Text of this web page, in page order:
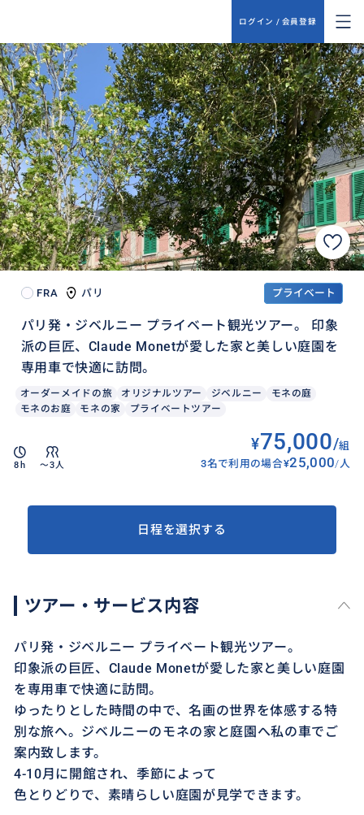
ログイン / 会員登録
FRA パリ プライベート
パリ発・ジベルニー プライベート観光ツアー。 印象
派の巨匠、Claude Monetが愛した家と美しい庭園を
専用車で快適に訪問。
オーダーメイドの旅 オリジナルツアー ジベルニー
モネの庭
モネのお庭
モネの家 プライベートツアー
8h 〜3人
¥75,000/組
3名で利用の場合¥25,000/人
日程を選択する
ツアー・サービス内容
パリ発・ジベルニー プライベート観光ツアー。
印象派の巨匠、Claude Monetが愛した家と美しい庭園
を専用車で快適に訪問。
ゆったりとした時間の中で、名画の世界を体感する特
別な旅へ。ジベルニーのモネの家と庭園へ私の車でご
案内致します。
4-10月に開館され、季節によって
色とりどりで、素晴らしい庭園が見学できます。